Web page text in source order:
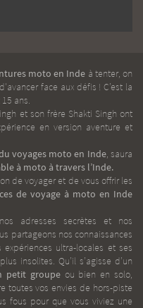
moto en Inde à tenter, on
face aux défis ! C’est la
ans.
et son frère Shakti Singh ont
en version aventure et
voyages moto en Inde, saura
à moto à travers l’Inde.
de voyager et de vous offrir les
de voyage à moto en Inde
adresses secrètes et nos
partageons nos connaissances
ultra-locales et ses
insolites. Qu’il s’agisse d’un
petit groupeou bien en solo,
toutes vos envies de hors-piste
fous pour que vous viviez une